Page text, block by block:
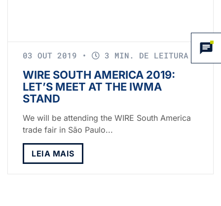
03 OUT 2019 • 3 MIN. DE LEITURA
WIRE SOUTH AMERICA 2019:
LET’S MEET AT THE IWMA
STAND
We will be attending the WIRE South America
trade fair in São Paulo...
LEIA MAIS